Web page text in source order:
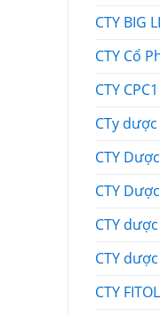
CTY BIG
CTY Cổ
CTY CPC1
CTy
CTY
CTY
CTY
CTY
CTY